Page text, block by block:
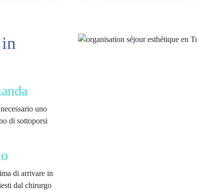
uno
di sottoporsi
di arrivare in
dal chirurgo